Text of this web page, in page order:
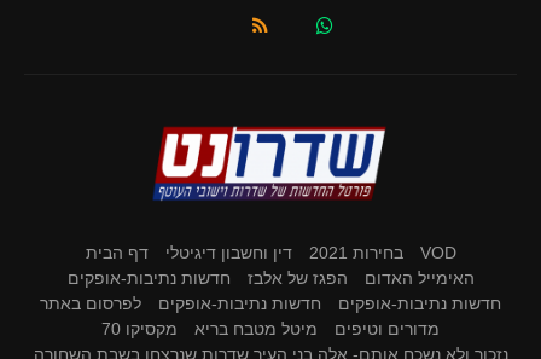
VOD בחירות 2021 דין וחשבון דיגיטלי
דף הבית
האימייל האדום
הפגז של אלבז
חדשות נתיבות-אופקים
חדשות נתיבות-אופקים
חדשות נתיבות-אופקים
לפרסום באתר
מדורים וטיפים
מיטל מטבח בריא
מקסיקו 70
נזכור ולא נשכח אותם- אלה בני העיר שדרות שנרצחו בשבת השחורה